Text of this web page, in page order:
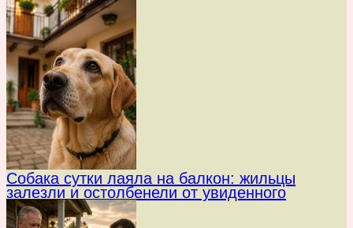
Собака сутки лаяла на балкон: жильцы
залезли и остолбенели от увиденного